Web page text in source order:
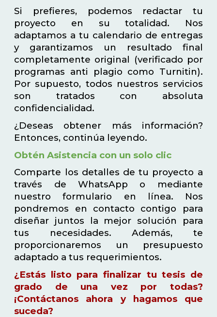
Si prefieres, podemos redactar tu
proyecto en su totalidad. Nos
adaptamos a tu calendario de entregas
y garantizamos un resultado final
completamente original (verificado por
programas anti plagio como Turnitin).
Por supuesto, todos nuestros servicios
son tratados con absoluta
confidencialidad.
¿Deseas obtener más información?
Entonces, continúa leyendo.
Obtén Asistencia con un solo clic
Comparte los detalles de tu proyecto a
través de WhatsApp o mediante
nuestro formulario en línea. Nos
pondremos en contacto contigo para
diseñar juntos la mejor solución para
tus necesidades. Además, te
proporcionaremos un presupuesto
adaptado a tus requerimientos.
¿Estás listo para finalizar tu tesis de
grado de una vez por todas?
¡Contáctanos ahora y hagamos que
suceda?